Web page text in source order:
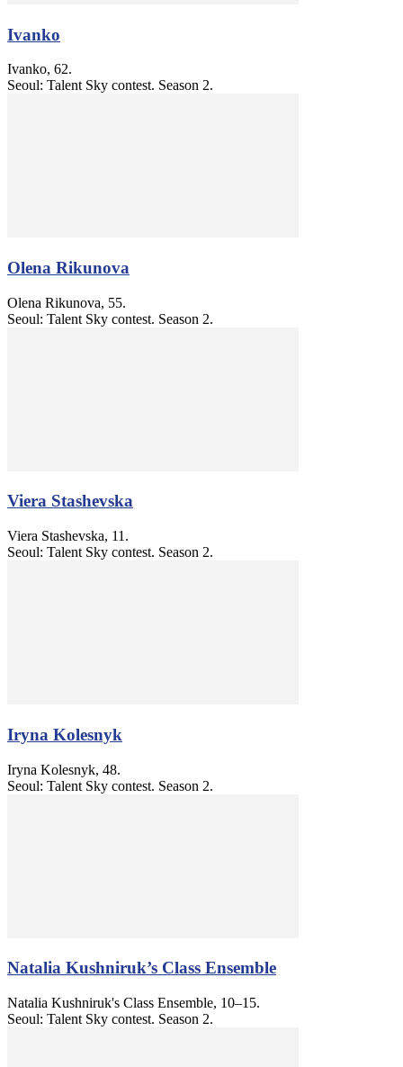
Ivanko
Ivanko, 62.
Seoul: Talent Sky contest. Season 2.
Olena Rikunova
Olena Rikunova, 55.
Seoul: Talent Sky contest. Season 2.
Viera Stashevska
Viera Stashevska, 11.
Seoul: Talent Sky contest. Season 2.
Iryna Kolesnyk
Iryna Kolesnyk, 48.
Seoul: Talent Sky contest. Season 2.
Natalia Kushniruk’s Class Ensemble
Natalia Kushniruk's Class Ensemble, 10–15.
Seoul: Talent Sky contest. Season 2.